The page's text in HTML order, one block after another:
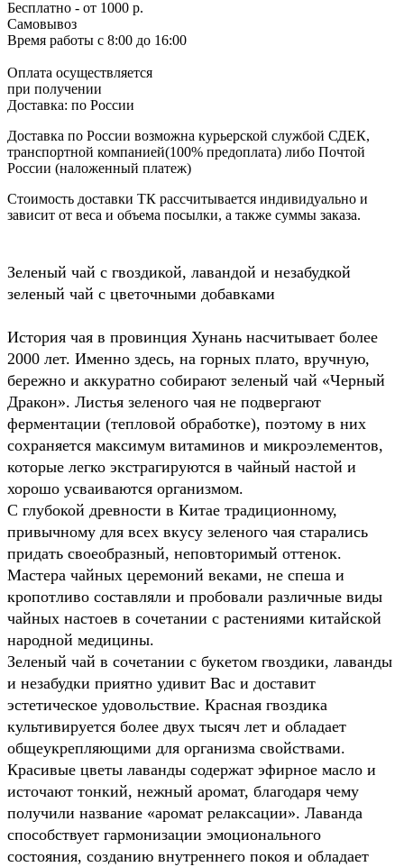
Бесплатно - от 1000 р.
Самовывоз
Время работы с 8:00 до 16:00
Оплата осуществляется
при получении
Доставка: по России
Доставка по России возможна курьерской службой СДЕК,
транспортной компанией(100% предоплата) либо Почтой
России (наложенный платеж)
Стоимость доставки ТК рассчитывается индивидуально и
зависит от веса и объема посылки, а также суммы заказа.
Зеленый чай с гвоздикой, лавандой и незабудкой
зеленый чай с цветочными добавками
История чая в провинция Хунань насчитывает более
2000 лет. Именно здесь, на горных плато, вручную,
бережно и аккуратно собирают зеленый чай «Черный
Дракон». Листья зеленого чая не подвергают
ферментации (тепловой обработке), поэтому в них
сохраняется максимум витаминов и микроэлементов,
которые легко экстрагируются в чайный настой и
хорошо усваиваются организмом.
С глубокой древности в Китае традиционному,
привычному для всех вкусу зеленого чая старались
придать своеобразный, неповторимый оттенок.
Мастера чайных церемоний веками, не спеша и
кропотливо составляли и пробовали различные виды
чайных настоев в сочетании с растениями китайской
народной медицины.
Зеленый чай в сочетании с букетом гвоздики, лаванды
и незабудки приятно удивит Вас и доставит
эстетическое удовольствие. Красная гвоздика
культивируется более двух тысяч лет и обладает
общеукрепляющими для организма свойствами.
Красивые цветы лаванды содержат эфирное масло и
источают тонкий, нежный аромат, благодаря чему
получили название «аромат релаксации». Лаванда
способствует гармонизации эмоционального
состояния, созданию внутреннего покоя и обладает